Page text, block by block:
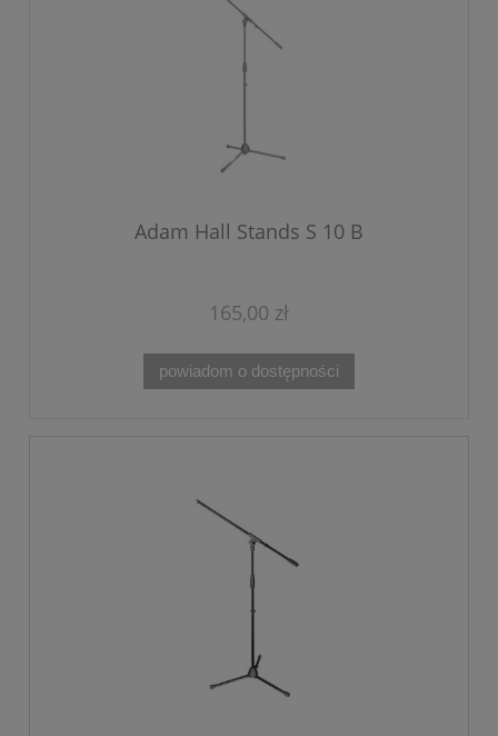
Adam Hall Stands S 10 B
165,00 zł
powiadom o dostępności